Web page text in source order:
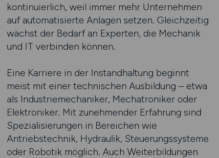
kontinuierlich, weil immer mehr Unternehmen
auf automatisierte Anlagen setzen. Gleichzeitig
wächst der Bedarf an Experten, die Mechanik
und IT verbinden können.
Eine Karriere in der Instandhaltung beginnt
meist mit einer technischen Ausbildung – etwa
als Industriemechaniker, Mechatroniker oder
Elektroniker. Mit zunehmender Erfahrung sind
Spezialisierungen in Bereichen wie
Antriebstechnik, Hydraulik, Steuerungssysteme
oder Robotik möglich. Auch Weiterbildungen